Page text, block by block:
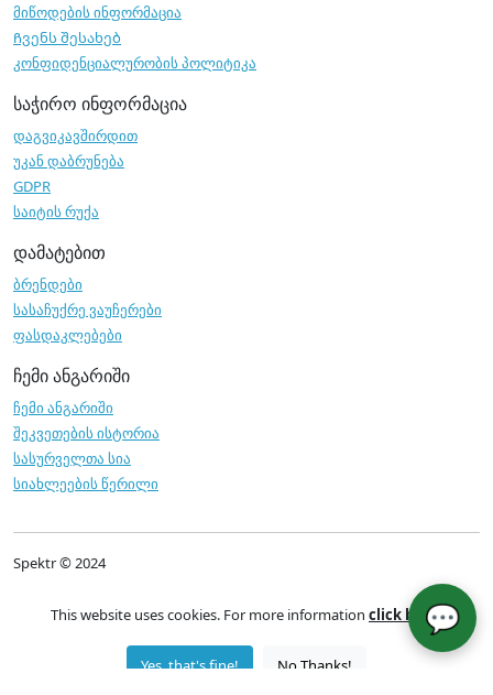
მიწოდების ინფორმაცია
Ჩვენს შესახებ
კონფიდენციალურობის პოლიტიკა
საჭირო ინფორმაცია
დაგვიკავშირდით
უკან დაბრუნება
GDPR
საიტის რუქა
დამატებით
ბრენდები
სასაჩუქრე ვაუჩერები
ფასდაკლებები
ჩემი ანგარიში
ჩემი ანგარიში
შეკვეთების ისტორია
სასურველთა სია
სიახლეების წერილი
Spektr © 2024
This website uses cookies. For more information click here.
Yes, that's fine! No Thanks!
💬